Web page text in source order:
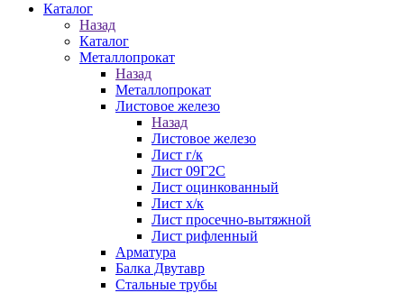
Каталог
Назад
Каталог
Металлопрокат
Назад
Металлопрокат
Листовое железо
Назад
Листовое железо
Лист г/к
Лист 09Г2С
Лист оцинкованный
Лист х/к
Лист просечно-вытяжной
Лист рифленный
Арматура
Балка Двутавр
Стальные трубы